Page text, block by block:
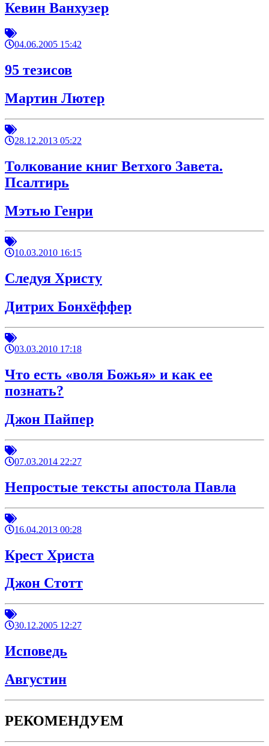
Кевин Ванхузер
04.06.2005 15:42
95 тезисов
Мартин Лютер
28.12.2013 05:22
Толкование книг Ветхого Завета.
Псалтирь
Мэтью Генри
10.03.2010 16:15
Следуя Христу
Дитрих Бонхёффер
03.03.2010 17:18
Что есть «воля Божья» и как ее
познать?
Джон Пайпер
07.03.2014 22:27
Непростые тексты апостола Павла
16.04.2013 00:28
Крест Христа
Джон Стотт
30.12.2005 12:27
Исповедь
Августин
РЕКОМЕНДУЕМ